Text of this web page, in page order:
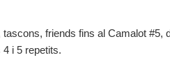
tascons, friends fins al Camalot #5,
i 5 repetits.